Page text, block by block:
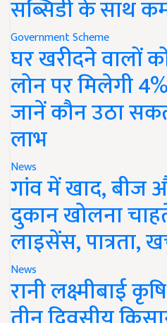
सब्सिडी के साथ
Government Scheme
घर खरीदने वालों
लोन पर मिलेगी
जानें कौन उठा
लाभ
News
गांव में खाद, बीज
दुकान खोलना
लाइसेंस, पात्रता,
News
रानी लक्ष्मीबाई